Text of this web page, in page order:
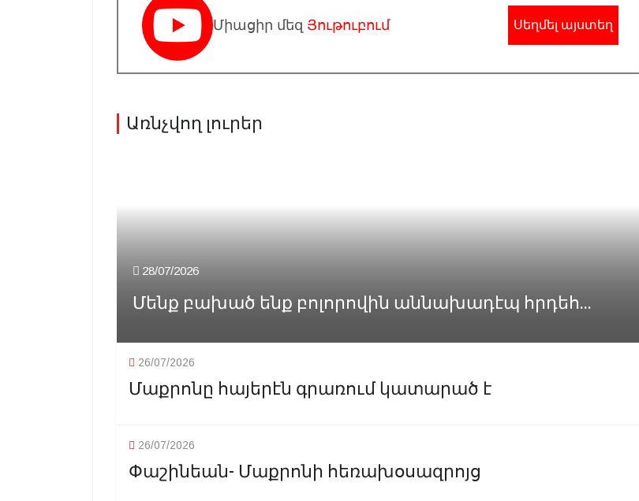
Միացիր մեզ Յութուբում Սեղմել այստեղ
Առնչվող լուրեր
28/07/2026
Մենք բախած ենք բոլորովին աննախադէպ հրդեհ...
26/07/2026
Մաքրոնը հայերէն գրառում կատարած է
26/07/2026
Փաշինեան- Մաքրոնի հեռախօսազրոյց